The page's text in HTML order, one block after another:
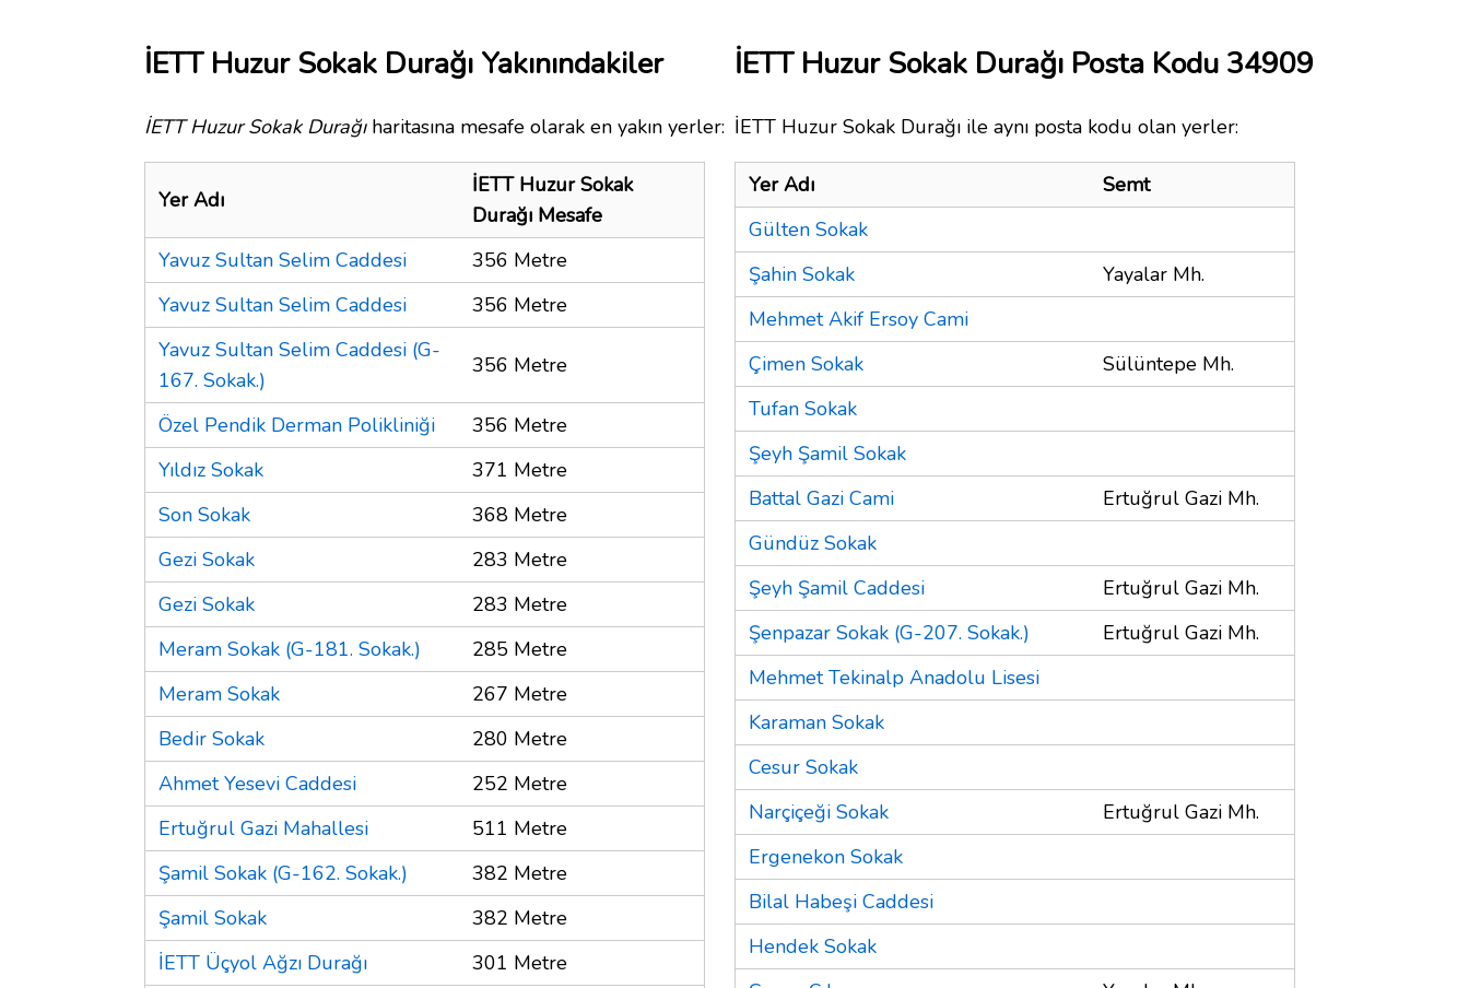
İETT Huzur Sokak Durağı Yakınındakiler
İETT Huzur Sokak Durağıharitasına mesafe olarak en yakın yerler:
Yer Adı
İETT Huzur Sokak
Durağı Mesafe
Yavuz Sultan Selim Caddesi
356 Metre
Yavuz Sultan Selim Caddesi
356 Metre
Yavuz Sultan Selim Caddesi (G-
167. Sokak.)
356 Metre
Özel Pendik Derman Polikliniği
356 Metre
Yıldız Sokak
371 Metre
Son Sokak
368 Metre
Gezi Sokak
283 Metre
Gezi Sokak
283 Metre
Meram Sokak (G-181. Sokak.)
285 Metre
Meram Sokak
267 Metre
Bedir Sokak
280 Metre
Ahmet Yesevi Caddesi
252 Metre
Ertuğrul Gazi Mahallesi
511 Metre
Şamil Sokak (G-162. Sokak.)
382 Metre
Şamil Sokak
382 Metre
İETT Üçyol Ağzı Durağı
301 Metre
İETT Huzur Sokak Durağı Posta Kodu 34909
İETT Huzur Sokak Durağı ile aynı posta kodu olan yerler:
Yer Adı
Semt
Gülten Sokak
Şahin Sokak
Yayalar Mh.
Mehmet Akif Ersoy Cami
Çimen Sokak
Sülüntepe Mh.
Tufan Sokak
Şeyh Şamil Sokak
Battal Gazi Cami
Ertuğrul Gazi Mh.
Gündüz Sokak
Şeyh Şamil Caddesi
Ertuğrul Gazi Mh.
Şenpazar Sokak (G-207. Sokak.)
Ertuğrul Gazi Mh.
Mehmet Tekinalp Anadolu Lisesi
Karaman Sokak
Cesur Sokak
Narçiçeği Sokak
Ertuğrul Gazi Mh.
Ergenekon Sokak
Bilal Habeşi Caddesi
Hendek Sokak